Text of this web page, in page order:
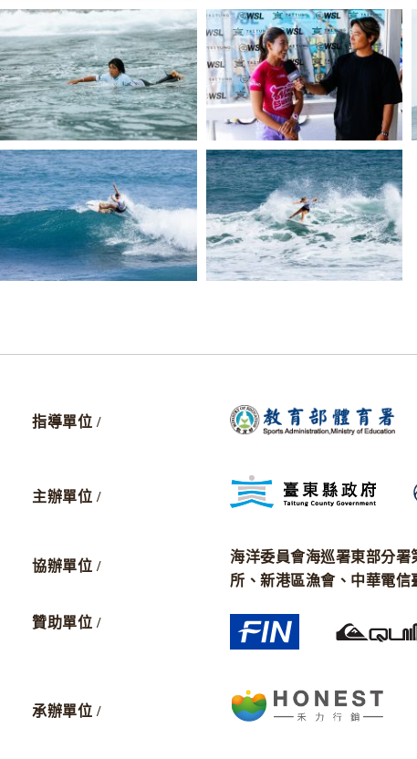
指導單位 /
主辦單位 /
協辦單位 /
海洋委員會海巡署東部分
所、新港區漁會、中華電
贊助單位 /
承辦單位 /